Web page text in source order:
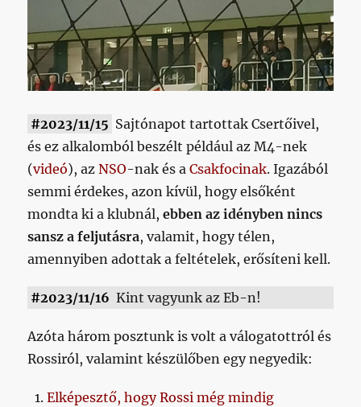
#2023/11/15 Sajtónapot tartottak Csertőivel,
és ez alkalomból beszélt például az M4-nek
(videó), azNSO-nak és aCsakfocinak. Igazából
semmi érdekes, azon kívül, hogy elsőként
mondta ki a klubnál,ebben az idényben nincs
sansz a feljutásra, valamit, hogy télen,
amennyiben adottak a feltételek, erősíteni kell.
#2023/11/16 Kint vagyunk az Eb-n!
Azóta három posztunk is volt a válogatottról és
Rossiról, valamint készülőben egy negyedik:
Elképesztő, hogy Rossi még mindig